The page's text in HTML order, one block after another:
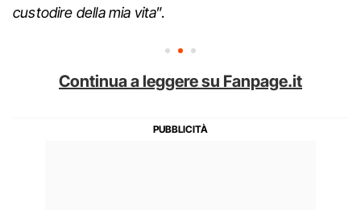
custodire della mia vita”.
Continua a leggere su Fanpage.it